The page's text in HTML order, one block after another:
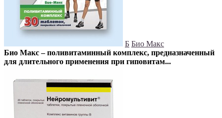
Б Био Макс
Био Макс – поливитаминный комплекс, предназначенный
для длительного применения при гиповитам...